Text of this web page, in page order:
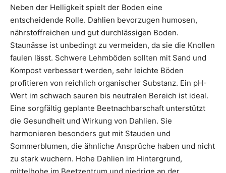
Neben der Helligkeit spielt der Boden eine
entscheidende Rolle. Dahlien bevorzugen humosen,
nährstoffreichen und gut durchlässigen Boden.
Staunässe ist unbedingt zu vermeiden, da sie die Knollen
faulen lässt. Schwere Lehmböden sollten mit Sand und
Kompost verbessert werden, sehr leichte Böden
profitieren von reichlich organischer Substanz. Ein pH-
Wert im schwach sauren bis neutralen Bereich ist ideal.
Eine sorgfältig geplante Beetnachbarschaft unterstützt
die Gesundheit und Wirkung von Dahlien. Sie
harmonieren besonders gut mit Stauden und
Sommerblumen, die ähnliche Ansprüche haben und nicht
zu stark wuchern. Hohe Dahlien im Hintergrund,